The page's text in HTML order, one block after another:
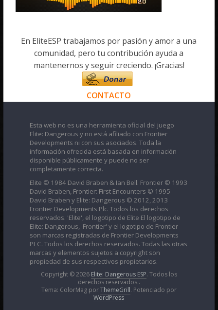
En EliteESP trabajamos por pasión y amor a una
comunidad, pero tu contribución ayuda a
mantenernos y seguir creciendo. ¡Gracias!
CONTACTO
Esta web no es una herramienta oficial del juego
Elite: Dangerous y no está afiliado con Frontier
Developments ni con sus asociados. Toda la
información ofrecida está basada en información
disponible públicamente y puede no ser
completamente correcta.
Elite © 1984 David Braben & Ian Bell. Frontier © 1993
David Braben, Frontier: First Encounters © 1995
David Braben y Elite: Dangerous © 2012, 2013
Frontier Developments Plc. Todos los derechos
reservados. 'Elite', el logotipo de Elite El logotipo de
Elite: Dangerous, 'Frontier' y el logotipo de Frontier
son marcas registradas de Frontier Developments
PLC. Todos los derechos reservados. Todas las otras
marcas y elementos sujetos a copyright son
propiedad de sus respectivos propietarios.
Copyright © 2026 Elite: Dangerous ESP. Todos los
derechos reservados..
Tema: ColorMag porThemeGrill. Potenciado por
WordPress